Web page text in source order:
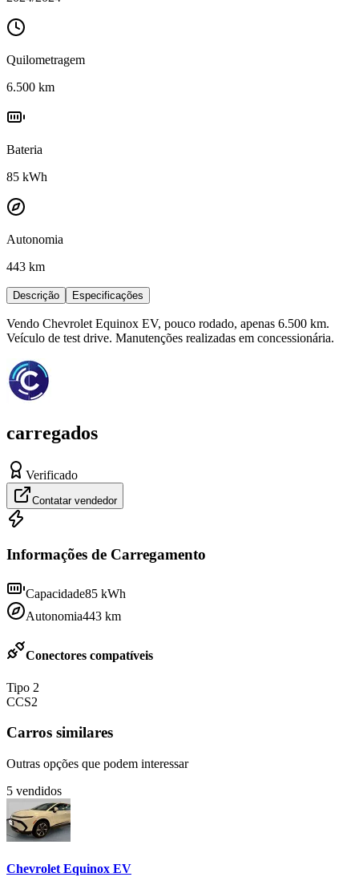
Quilometragem
6.500 km
Bateria
85 kWh
Autonomia
443 km
Descrição Especificações
Vendo Chevrolet Equinox EV, pouco rodado, apenas 6.500 km.
Veículo de test drive. Manutenções realizadas em concessionária.
carregados
Verificado
Contatar vendedor
Informações de Carregamento
Capacidade85 kWh
Autonomia443 km
Conectores compatíveis
Tipo 2
CCS2
Carros similares
Outras opções que podem interessar
5 vendidos
Chevrolet Equinox EV